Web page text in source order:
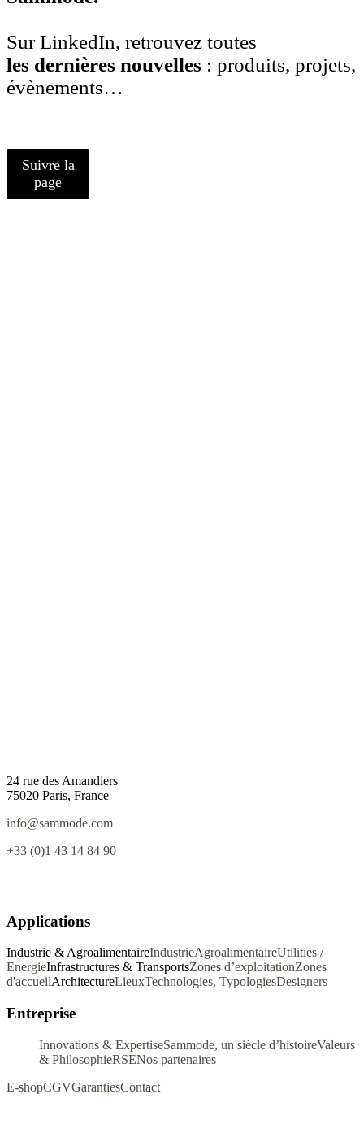
Sur LinkedIn, retrouvez toutes
les dernières nouvelles : produits, projets,
évènements…
Suivre la
page
24 rue des Amandiers
75020 Paris, France
info@sammode.com
+33 (0)1 43 14 84 90
Applications
Industrie & AgroalimentaireIndustrieAgroalimentaireUtilities /
EnergieInfrastructures & TransportsZones d’exploitationZones
d'accueilArchitectureLieuxTechnologies, TypologiesDesigners
Entreprise
Innovations & ExpertiseSammode, un siècle d’histoireValeurs
& PhilosophieRSENos partenaires
E-shopCGVGarantiesContact